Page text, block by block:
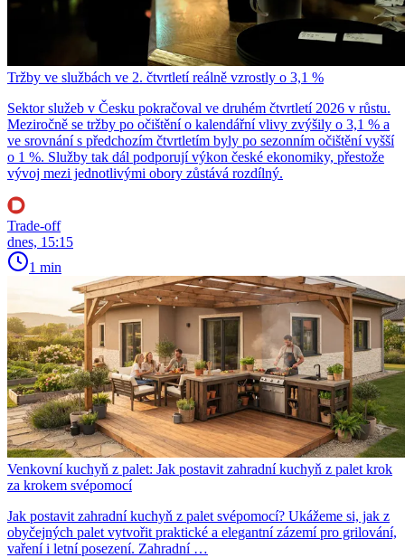
Tržby ve službách ve 2. čtvrtletí reálně vzrostly o 3,1 %
Sektor služeb v Česku pokračoval ve druhém čtvrtletí 2026 v růstu.
Meziročně se tržby po očištění o kalendářní vlivy zvýšily o 3,1 % a
ve srovnání s předchozím čtvrtletím byly po sezonním očištění vyšší
o 1 %. Služby tak dál podporují výkon české ekonomiky, přestože
vývoj mezi jednotlivými obory zůstává rozdílný.
Trade-off
dnes, 15:15
1 min
Venkovní kuchyň z palet: Jak postavit zahradní kuchyň z palet krok
za krokem svépomocí
Jak postavit zahradní kuchyň z palet svépomocí? Ukážeme si, jak z
obyčejných palet vytvořit praktické a elegantní zázemí pro grilování,
vaření i letní posezení. Zahradní …